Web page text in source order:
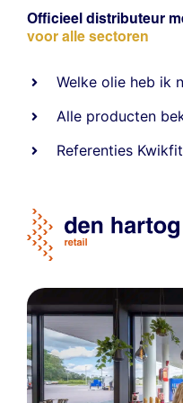
Officieel distributeur
voor alle sectoren
Welke olie heb ik
Alle producten
Referenties Kwikfit